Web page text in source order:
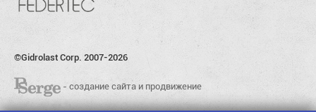
©Gidrolast Corp. 2007-2026
- создание сайта и продвижение